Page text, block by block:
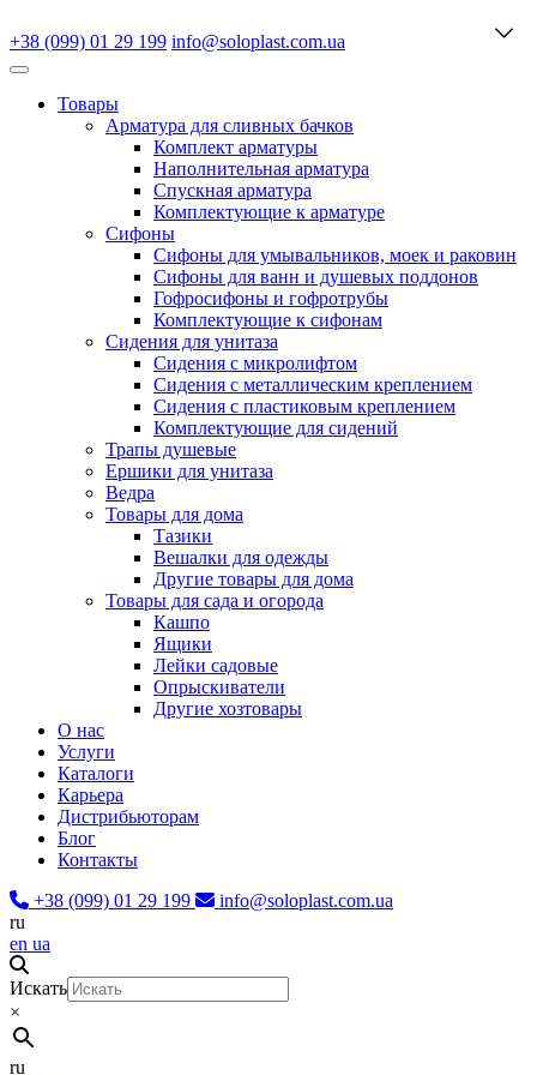
+38 (099) 01 29 199 info@soloplast.com.ua
Товары
Арматура для сливных бачков
Комплект арматуры
Наполнительная арматура
Спускная арматура
Комплектующие к арматуре
Сифоны
Сифоны для умывальников, моек и раковин
Сифоны для ванн и душевых поддонов
Гофросифоны и гофротрубы
Комплектующие к сифонам
Сидения для унитаза
Сидения с микролифтом
Сидения с металлическим креплением
Сидения с пластиковым креплением
Комплектующие для сидений
Трапы душевые
Ершики для унитаза
Ведра
Товары для дома
Тазики
Вешалки для одежды
Другие товары для дома
Товары для сада и огорода
Кашпо
Ящики
Лейки садовые
Опрыскиватели
Другие хозтовары
О нас
Услуги
Каталоги
Карьера
Дистрибьюторам
Блог
Контакты
+38 (099) 01 29 199
info@soloplast.com.ua
ru
en ua
Искать
×
ru